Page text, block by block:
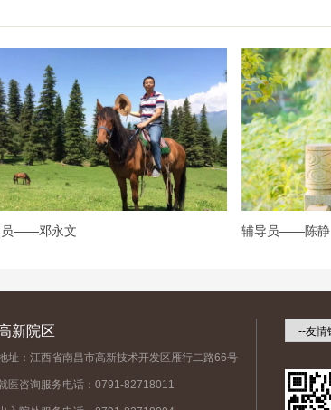
员——邓永文 辅导员——陈静
新院区
址：江西省南昌市高新技术开发区雁行二路66号
医咨询服务电话：0791-82718011